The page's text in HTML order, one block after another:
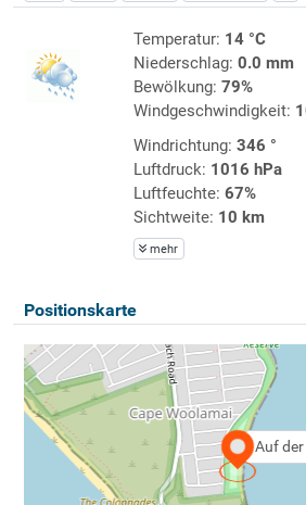
Temperatur: 14 °C
Niederschlag: 0.0 mm
Bewölkung: 79%
Windgeschwindigkeit:
Windrichtung: 346 °
Luftdruck: 1016 hPa
Luftfeuchte: 67%
Sichtweite: 10 km
mehr
Positionskarte
Auf